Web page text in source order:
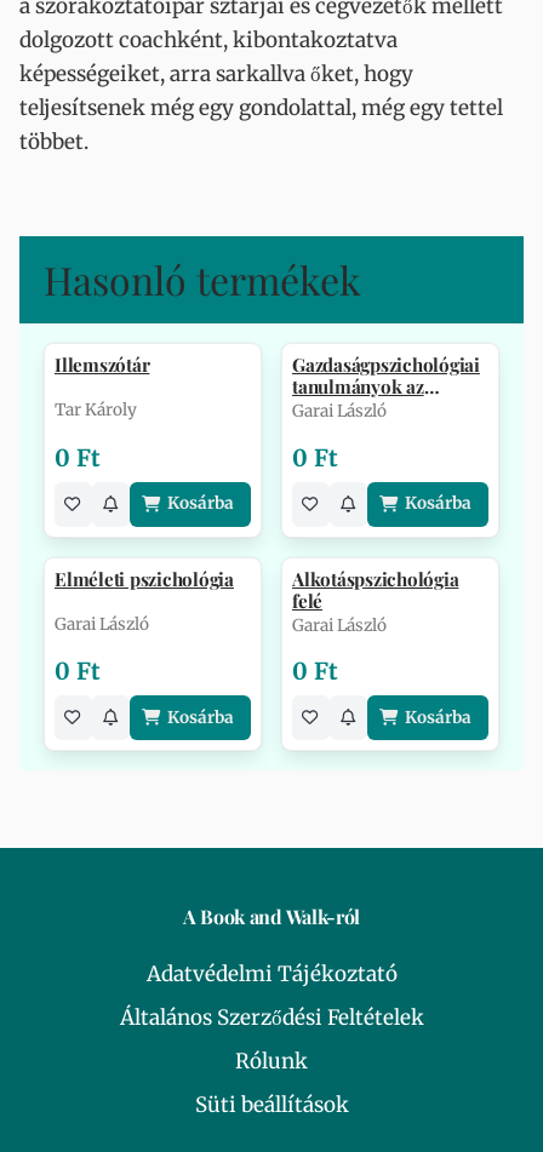
a szórakoztatóipar sztárjai és cégvezetők mellett
dolgozott coachként, kibontakoztatva
képességeiket, arra sarkallva őket, hogy
teljesítsenek még egy gondolattal, még egy tettel
többet.
Hasonló termékek
Illemszótár
Tar Károly
0 Ft
Kosárba
Gazdaságpszichológiai
tanulmányok az
egyetemről
Garai László
0 Ft
Kosárba
Elméleti pszichológia
Garai László
0 Ft
Kosárba
Alkotáspszichológia
felé
Garai László
0 Ft
Kosárba
A Book and Walk-ról
Adatvédelmi Tájékoztató
Általános Szerződési Feltételek
Rólunk
Süti beállítások